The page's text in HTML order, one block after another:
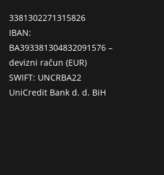
3381302271315826
IBAN:
BA393381304832091576 –
devizni račun (EUR)
SWIFT: UNCRBA22
UniCredit Bank d. d. BiH